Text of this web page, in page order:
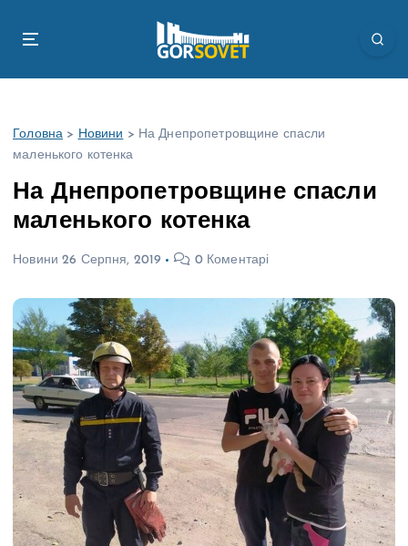
Головна > Новини > На Днепропетровщине спасли
маленького котенка
На Днепропетровщине спасли
маленького котенка
Новини 26 Серпня, 2019 0 Коментарі